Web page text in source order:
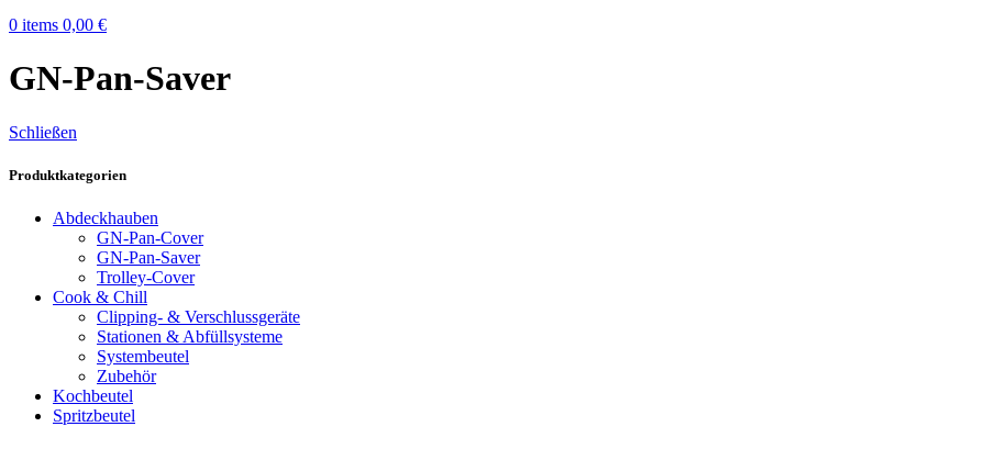
0 items 0,00 €
GN-Pan-Saver
Schließen
Produktkategorien
Abdeckhauben
GN-Pan-Cover
GN-Pan-Saver
Trolley-Cover
Cook & Chill
Clipping- & Verschluss­geräte
Stationen & Abfüll­systeme
Systembeutel
Zubehör
Kochbeutel
Spritzbeutel